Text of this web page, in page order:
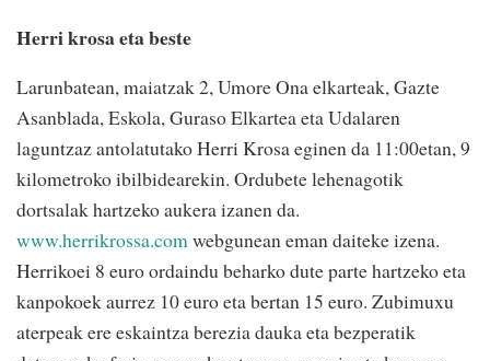
Herri krosa eta beste
Larunbatean, maiatzak 2, Umore Ona elkarteak, Gazte
Asanblada, Eskola, Guraso Elkartea eta Udalaren
laguntzaz antolatutako Herri Krosa eginen da 11:00etan, 9
kilometroko ibilbidearekin. Ordubete lehenagotik
dortsalak hartzeko aukera izanen da.
www.herrikrossa.comwebgunean eman daiteke izena.
Herrikoei 8 euro ordaindu beharko dute parte hartzeko eta
kanpokoek aurrez 10 euro eta bertan 15 euro. Zubimuxu
aterpeak ere eskaintza berezia dauka eta bezperatik